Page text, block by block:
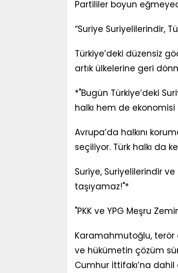
Partililer boyun
“Suriye Suriyelilerindir,
Türkiye’deki düzensiz
artık ülkelerine geri
*"Bugün Türkiye’deki
halkı hem de
Avrupa’da halkını
seçiliyor. Türk halkı da
Suriye, Suriyelilerindir
taşıyamaz!"*
"PKK ve YPG Meşru
Karamahmutoğlu, terör
ve hükümetin çözüm
Cumhur İttifakı’na dahil